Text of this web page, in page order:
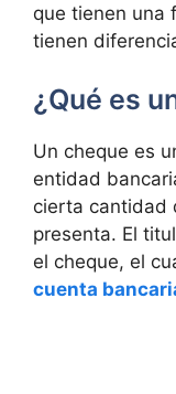
que tienen una
tienen
¿Qué es
Un cheque es
entidad
cierta cantidad
presenta. El
el cheque, el
cuenta